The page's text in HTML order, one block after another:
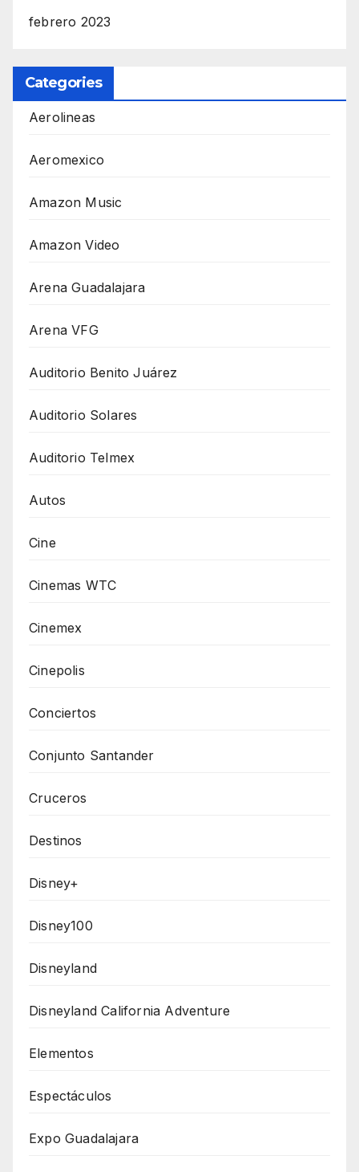
febrero 2023
Categories
Aerolineas
Aeromexico
Amazon Music
Amazon Video
Arena Guadalajara
Arena VFG
Auditorio Benito Juárez
Auditorio Solares
Auditorio Telmex
Autos
Cine
Cinemas WTC
Cinemex
Cinepolis
Conciertos
Conjunto Santander
Cruceros
Destinos
Disney+
Disney100
Disneyland
Disneyland California Adventure
Elementos
Espectáculos
Expo Guadalajara